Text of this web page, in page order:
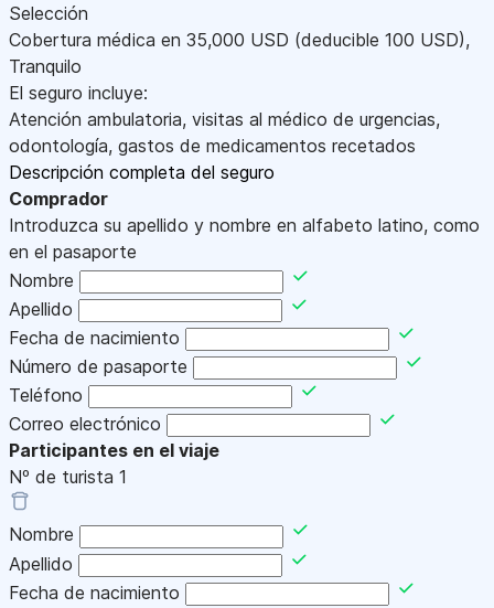
Selección
Cobertura médica en 35,000 USD (deducible 100 USD),
Tranquilo
El seguro incluye:
Atención ambulatoria, visitas al médico de urgencias,
odontología, gastos de medicamentos recetados
Descripción completa del seguro
Comprador
Introduzca su apellido y nombre en alfabeto latino, como
en el pasaporte
Nombre
Apellido
Fecha de nacimiento
Número de pasaporte
Teléfono
Correo electrónico
Participantes en el viaje
Nº de turista 1
Nombre
Apellido
Fecha de nacimiento